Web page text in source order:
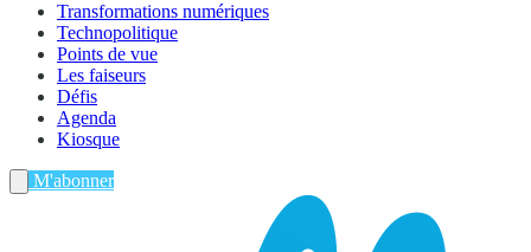
Transformations numériques
Technopolitique
Points de vue
Les faiseurs
Défis
Agenda
Kiosque
M'abonner